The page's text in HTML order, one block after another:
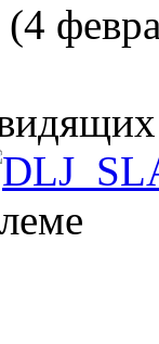
(4